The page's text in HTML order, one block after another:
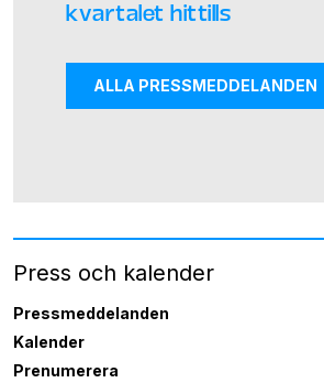
kvartalet hittills
ALLA PRESSMEDDELANDEN
Press och kalender
Pressmeddelanden
Kalender
Prenumerera